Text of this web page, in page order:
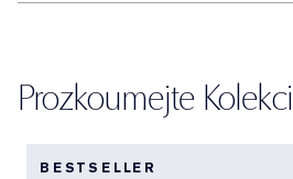
Prozkoumejte Kolekci
BESTSELLER